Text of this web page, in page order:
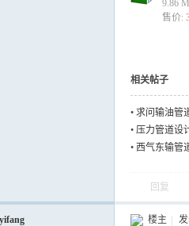
9.86
售价:
相关帖子
• 求问输油管
• 压力管道设
• 西气东输管
回复
yifang 楼主